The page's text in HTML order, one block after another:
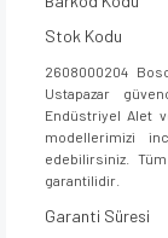
Stok Kodu
2608000204
Ustapazar
Endüstriyel Alet
modellerimizi
edebilirsiniz.
garantilidir.
Garanti Süresi